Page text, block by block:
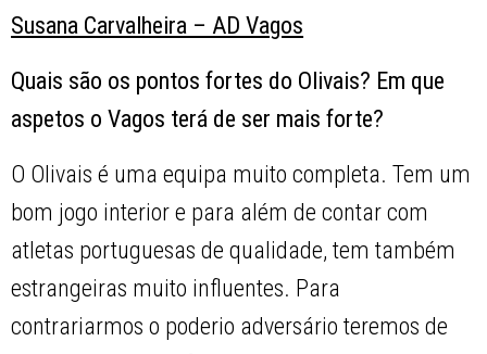
Susana Carvalheira – AD Vagos
Quais são os pontos fortes do Olivais? Em que
aspetos o Vagos terá de ser mais forte?
O Olivais é uma equipa muito completa. Tem um
bom jogo interior e para além de contar com
atletas portuguesas de qualidade, tem também
estrangeiras muito influentes. Para
contrariarmos o poderio adversário teremos de